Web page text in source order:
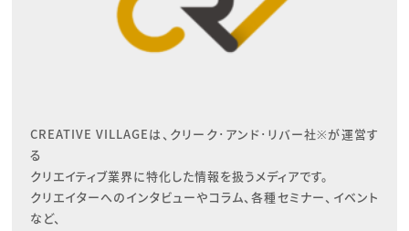
CREATIVE VILLAGEは、クリーク･アンド･リバー社※が運営す
る
クリエイティブ業界に特化した情報を扱うメディアです。
クリエイターへのインタビューやコラム、各種セミナー、イベント
など、